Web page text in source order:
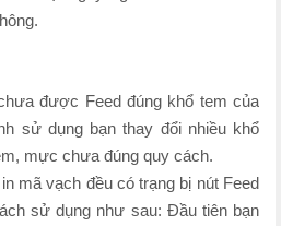
được Feed đúng khổ tem của
sử dụng bạn thay đổi nhiều khổ
mực chưa đúng quy cách.
mã vạch đều có trạng bị nút Feed
sử dụng như sau: Đầu tiên bạn